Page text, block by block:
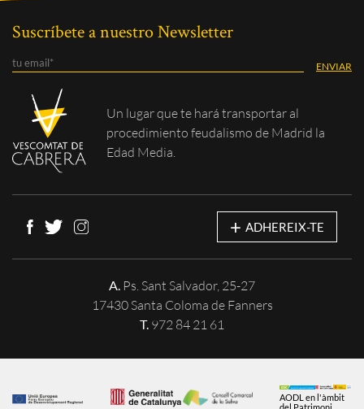
Suscríbete a nuestro Newsletter
Un lugar que te hará transportar al
procedimiento feudalismo de Madrid la
Edad Media.
+ ADHEREIX-TE
A. Ps. Sant Salvador, 25-27
17430 Santa Coloma de Fanners
T. 972 84 21 61
AODL en l'àmbit